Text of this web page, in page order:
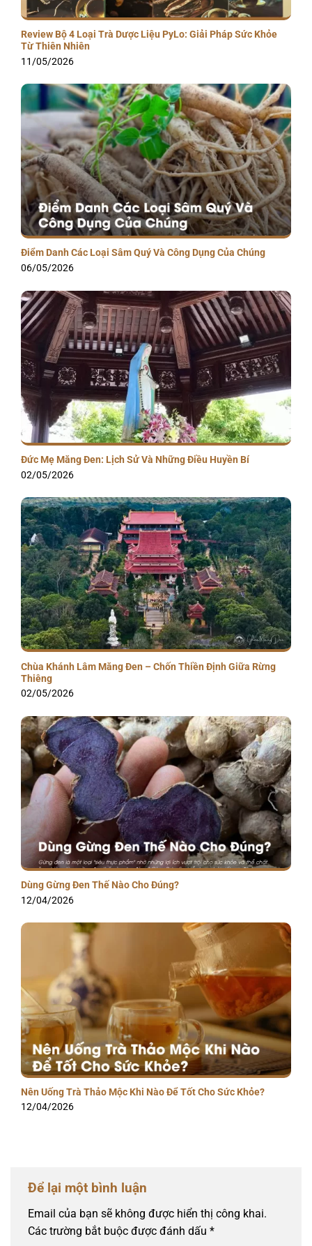
Review Bộ 4 Loại Trà Dược Liệu PyLo: Giải Pháp Sức Khỏe
Từ Thiên Nhiên
11/05/2026
Điểm Danh Các Loại Sâm Quý Và Công Dụng Của Chúng
06/05/2026
Đức Mẹ Măng Đen: Lịch Sử Và Những Điều Huyền Bí
02/05/2026
Chùa Khánh Lâm Măng Đen – Chốn Thiền Định Giữa Rừng
Thiêng
02/05/2026
Dùng Gừng Đen Thế Nào Cho Đúng?
12/04/2026
Nên Uống Trà Thảo Mộc Khi Nào Để Tốt Cho Sức Khỏe?
12/04/2026
Để lại một bình luận
Email của bạn sẽ không được hiển thị công khai.
Các trường bắt buộc được đánh dấu *